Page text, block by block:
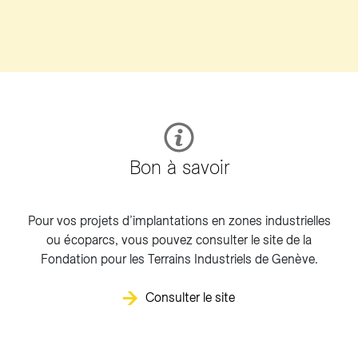
Bon à savoir
Pour vos projets d’implantations en zones industrielles
ou écoparcs, vous pouvez consulter le site de la
Fondation pour les Terrains Industriels de Genève.
Consulter le site